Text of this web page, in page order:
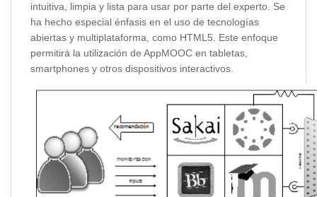
intuitiva, limpia y lista para usar por parte del experto. Se
ha hecho especial énfasis en el uso de tecnologías
abiertas y multiplataforma, como HTML5. Este enfoque
permitirá la utilización de AppMOOC en tabletas,
smartphones y otros dispositivos interactivos.